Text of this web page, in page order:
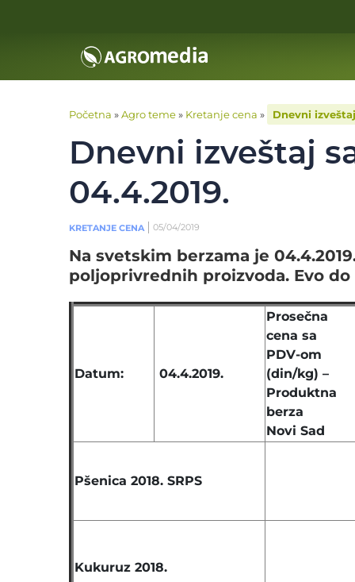
Početna »Agro teme» Kretanje cena » Dnevni
Dnevni izveštaj
04.4.2019.
KRETANJE CENA 05/04/2019
Na svetskim berzama je
poljoprivrednih proizvoda. Evo
Datum: 04.4.2019.
Prosečna
cena sa
PDV-om
(din/kg) –
Produktna
berza
Novi Sad
Pšenica 2018. SRPS
Kukuruz 2018.